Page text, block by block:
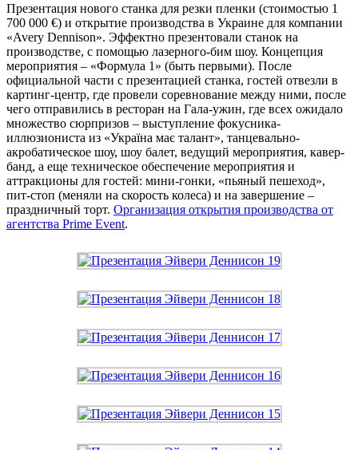
Презентация нового станка для резки пленки (стоимостью 1
700 000 €) и открытие производства в Украине для компании
«Avery Dennison». Эффектно презентовали станок на
производстве, с помощью лазерного-бим шоу. Концепция
мероприятия – «Формула 1» (быть первыми). После
официальной части с презентацией станка, гостей отвезли в
картинг-центр, где провели соревнование между ними, после
чего отправились в ресторан на Гала-ужин, где всех ожидало
множество сюрпризов – выступление фокусника-
иллюзиониста из «Україна має талант», танцевально-
акробатическое шоу, шоу балет, ведущий мероприятия, кавер-
банд, а еще техническое обеспечение мероприятия и
аттракционы для гостей: мини-гонки, «пьяный пешеход»,
пит-стоп (меняли на скорость колеса) и на завершение –
праздничный торт. Организация открытия производства от
агентства Prime Event.